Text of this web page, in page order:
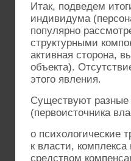
Итак, подведем
индивидума
популярно
структурными
активная сторона,
объекта).
этого явления.
Существуют разные
(первоисточника
o психологические
к власти,
средством